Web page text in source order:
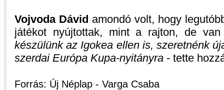
Vojvoda Dávid amondó volt, hogy
játékot nyújtottak, mint a rajton, de
készülünk az Igokea ellen is, szeretnénk
szerdai Európa Kupa-nyitányra - tette
Forrás: Új Néplap - Varga Csaba